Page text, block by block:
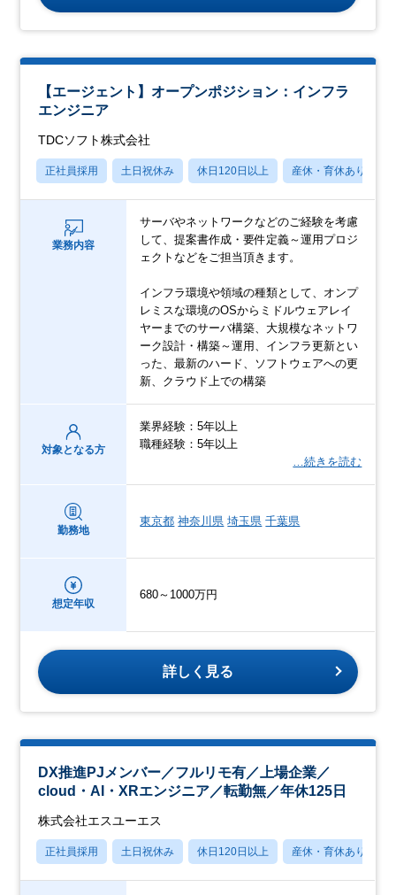
【エージェント】オープンポジション：インフラ
エンジニア
TDCソフト株式会社
正社員採用 土日祝休み 休日120日以上 産休・育休あり
業務内容
サーバやネットワークなどのご経験を考慮
して、提案書作成・要件定義～運用プロジ
ェクトなどをご担当頂きます。
インフラ環境や領域の種類として、オンプ
レミスな環境のOSからミドルウェアレイ
ヤーまでのサーバ構築、大規模なネットワ
ーク設計・構築～運用、インフラ更新とい
った、最新のハード、ソフトウェアへの更
新、クラウド上での構築
対象となる方
業界経験：5年以上
職種経験：5年以上
…続きを読む
勤務地
東京都 神奈川県 埼玉県 千葉県
想定年収
680～1000万円
詳しく見る
DX推進PJメンバー／フルリモ有／上場企業／
cloud・AI・XRエンジニア／転勤無／年休125日
株式会社エスユーエス
正社員採用 土日祝休み 休日120日以上 産休・育休あり